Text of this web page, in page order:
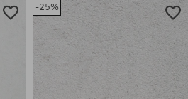
Elérhető méretek:
-25%